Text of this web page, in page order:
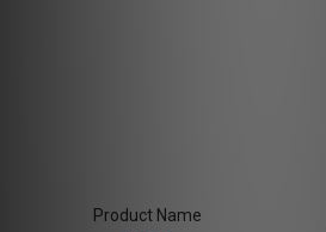
Product Name